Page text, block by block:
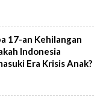
17-an Kehilangan
Indonesia
Era Krisis Anak?